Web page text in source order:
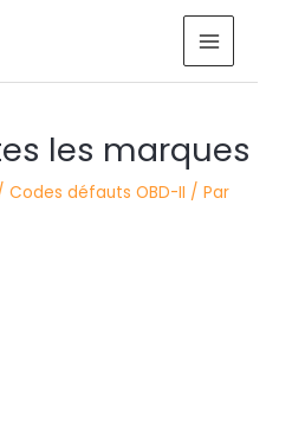
MAIN
MENU
les marques
Codes défauts OBD-II / Par